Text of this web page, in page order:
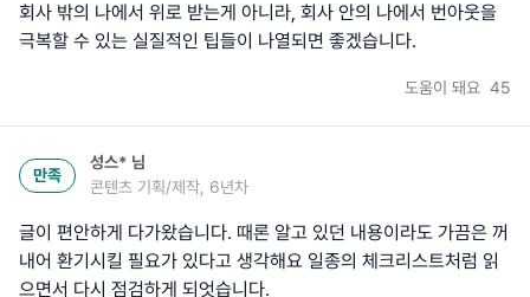
회사 밖의 나에서 위로 받는게 아니라, 회사 안의 나에서 번아웃을
극복할 수 있는 실질적인 팁들이 나열되면 좋겠습니다.
도움이 돼요 45
만족
성스* 님
콘텐츠 기획/제작, 6년차
글이 편안하게 다가왔습니다. 때론 알고 있던 내용이라도 가끔은 꺼
내어 환기시킬 필요가 있다고 생각해요 일종의 체크리스트처럼 읽
으면서 다시 점검하게 되엇습니다.